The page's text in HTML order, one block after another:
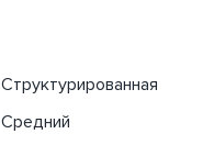
Структурированная
Средний